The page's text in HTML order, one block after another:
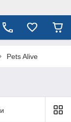
Pets Alive